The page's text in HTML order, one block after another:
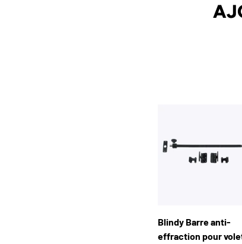
Blindy Barre anti-
effraction pour